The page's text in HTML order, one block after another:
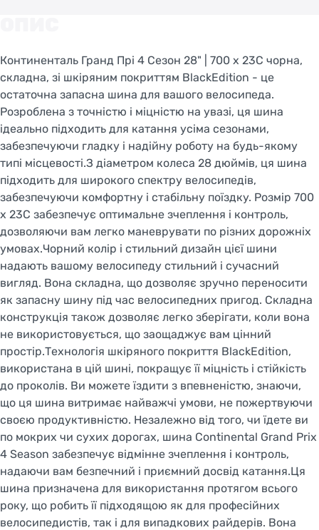
Континенталь Гранд Прі 4 Сезон 28" | 700 x 23C чорна,
складна, зі шкіряним покриттям BlackEdition - це
остаточна запасна шина для вашого велосипеда.
Розроблена з точністю і міцністю на увазі, ця шина
ідеально підходить для катання усіма сезонами,
забезпечуючи гладку і надійну роботу на будь-якому
типі місцевості.З діаметром колеса 28 дюймів, ця шина
підходить для широкого спектру велосипедів,
забезпечуючи комфортну і стабільну поїздку. Розмір 700
x 23C забезпечує оптимальне зчеплення і контроль,
дозволяючи вам легко маневрувати по різних дорожніх
умовах.Чорний колір і стильний дизайн цієї шини
надають вашому велосипеду стильний і сучасний
вигляд. Вона складна, що дозволяє зручно переносити
як запасну шину під час велосипедних пригод. Складна
конструкція також дозволяє легко зберігати, коли вона
не використовується, що заощаджує вам цінний
простір.Технологія шкіряного покриття BlackEdition,
використана в цій шині, покращує її міцність і стійкість
до проколів. Ви можете їздити з впевненістю, знаючи,
що ця шина витримає найважчі умови, не пожертвуючи
своєю продуктивністю. Незалежно від того, чи їдете ви
по мокрих чи сухих дорогах, шина Continental Grand Prix
4 Season забезпечує відмінне зчеплення і контроль,
надаючи вам безпечний і приємний досвід катання.Ця
шина призначена для використання протягом всього
року, що робить її підходящою як для професійних
велосипедистів, так і для випадкових райдерів. Вона